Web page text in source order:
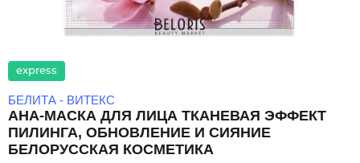
express
БЕЛИТА - ВИТЕКС
AHA-МАСКА ДЛЯ ЛИЦА ТКАНЕВАЯ ЭФФЕКТ
ПИЛИНГА, ОБНОВЛЕНИЕ И СИЯНИЕ
БЕЛОРУССКАЯ КОСМЕТИКА